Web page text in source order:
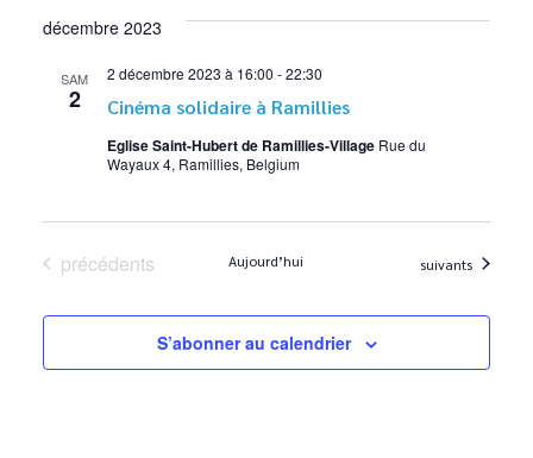
décembre 2023
SAM
2 Cinéma solidaire à Ramillies
2 décembre 2023 à 16:00 -22:30
Eglise Saint-Hubert de Ramillies-Village Rue du
Wayaux 4, Ramillies, Belgium
Évènements
précédents Aujourd’hui Évènements
suivants
S’abonner au calendrier